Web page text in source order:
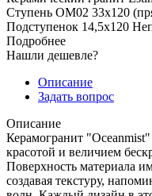
Ступень OM02 33x120
Подступенок 14,5x120
Подробнее
Нашли дешевле?
Описание
Задать вопрос
Описание
Керамогранит
красотой и величием
Поверхность материала
создавая текстуру,